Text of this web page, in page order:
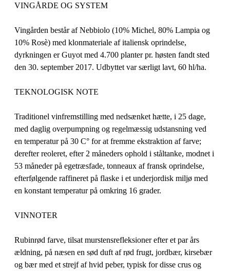
VINGÅRDE OG SYSTEM
Vingården består af Nebbiolo (10% Michel, 80% Lampia og
10% Rosè) med klonmateriale af italiensk oprindelse,
dyrkningen er Guyot med 4.700 planter pr. høsten fandt sted
den 30. september 2017. Udbyttet var særligt lavt, 60 hl/ha.
TEKNOLOGISK NOTE
Traditionel vinfremstilling med nedsænket hætte, i 25 dage,
med daglig overpumpning og regelmæssig udstansning ved
en temperatur på 30 C° for at fremme ekstraktion af farve;
derefter reoleret, efter 2 måneders ophold i ståltanke, modnet i
53 måneder på egetræsfade, tonneaux af fransk oprindelse,
efterfølgende raffineret på flaske i et underjordisk miljø med
en konstant temperatur på omkring 16 grader.
VINNOTER
Rubinrød farve, tilsat murstensrefleksioner efter et par års
ældning, på næsen en sød duft af rød frugt, jordbær, kirsebær
og bær med et strejf af hvid peber, typisk for disse crus og